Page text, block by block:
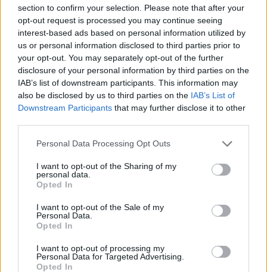
section to confirm your selection. Please note that after your
opt-out request is processed you may continue seeing
interest-based ads based on personal information utilized by
us or personal information disclosed to third parties prior to
your opt-out. You may separately opt-out of the further
disclosure of your personal information by third parties on the
IAB’s list of downstream participants. This information may
also be disclosed by us to third parties on the IAB’s List of
Downstream Participants that may further disclose it to other
Personal Data Processing Opt Outs
I want to opt-out of the Sharing of my
personal data.
Opted In
I want to opt-out of the Sale of my
Personal Data.
Opted In
I want to opt-out of processing my
Personal Data for Targeted Advertising.
Opted In
ΔΙΑΦΗΜΙΣΗ
ΣΧΕΤΙΚΑ ΑΡΘΡΑ